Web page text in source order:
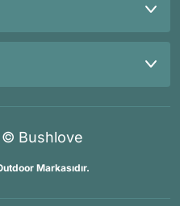
Bushlove
Markasıdır.